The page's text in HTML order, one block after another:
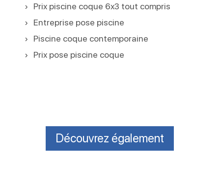
Prix piscine coque 6x3 tout compris
Entreprise pose piscine
Piscine coque contemporaine
Prix pose piscine coque
Découvrez également